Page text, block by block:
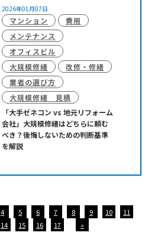
2026年01月07日
マンション
費用
メンテナンス
オフィスビル
大規模修繕
改修・修繕
業者の選び方
大規模修繕 見積
「大手ゼネコン vs 地元リフォーム
会社」大規模修繕はどちらに頼む
べき？後悔しないための判断基準
を解説
4 5 6 7 8 9 10
11
14 15 16 17 »